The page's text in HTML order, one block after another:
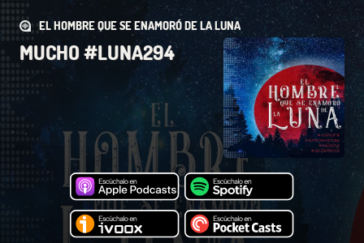
EL HOMBRE QUE SE ENAMORÓ DE LA LUNA
MUCHO #LUNA294